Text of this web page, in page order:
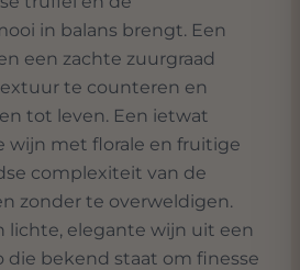
in balans brengt. Een
een zachte zuurgraad
te counteren en
tot leven. Een ietwat
wijn met florale en fruitige
complexiteit van de
zonder te overweldigen.
lichte, elegante wijn uit een
die bekend staat om finesse